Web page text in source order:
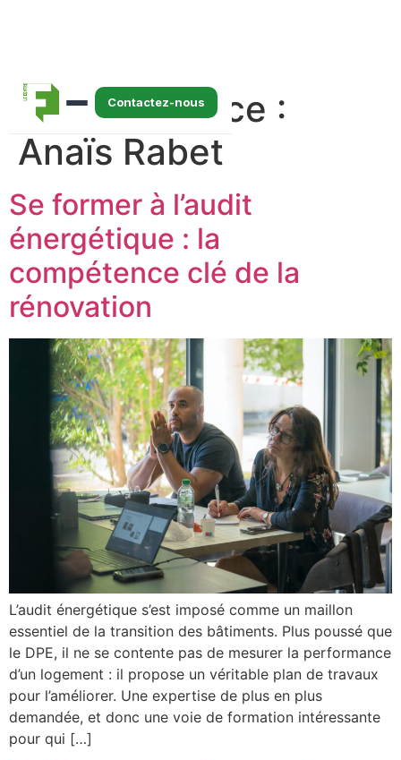
Contactez-nous
Auteur/autrice :
Anaïs Rabet
Se former à l’audit
énergétique : la
compétence clé de la
rénovation
L’audit énergétique s’est imposé comme un maillon
essentiel de la transition des bâtiments. Plus poussé que
le DPE, il ne se contente pas de mesurer la performance
d’un logement : il propose un véritable plan de travaux
pour l’améliorer. Une expertise de plus en plus
demandée, et donc une voie de formation intéressante
pour qui […]